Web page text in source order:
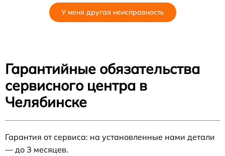
У меня другая неисправность
Гарантийные обязательства
сервисного центра в
Челябинске
Гарантия от сервиса: на установленные нами детали
— до 3 месяцев.